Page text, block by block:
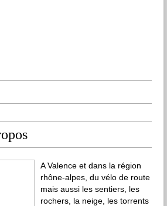
A Valence et dans la région
rhône-alpes, du vélo de route
mais aussi les sentiers, les
rochers, la neige, les torrents